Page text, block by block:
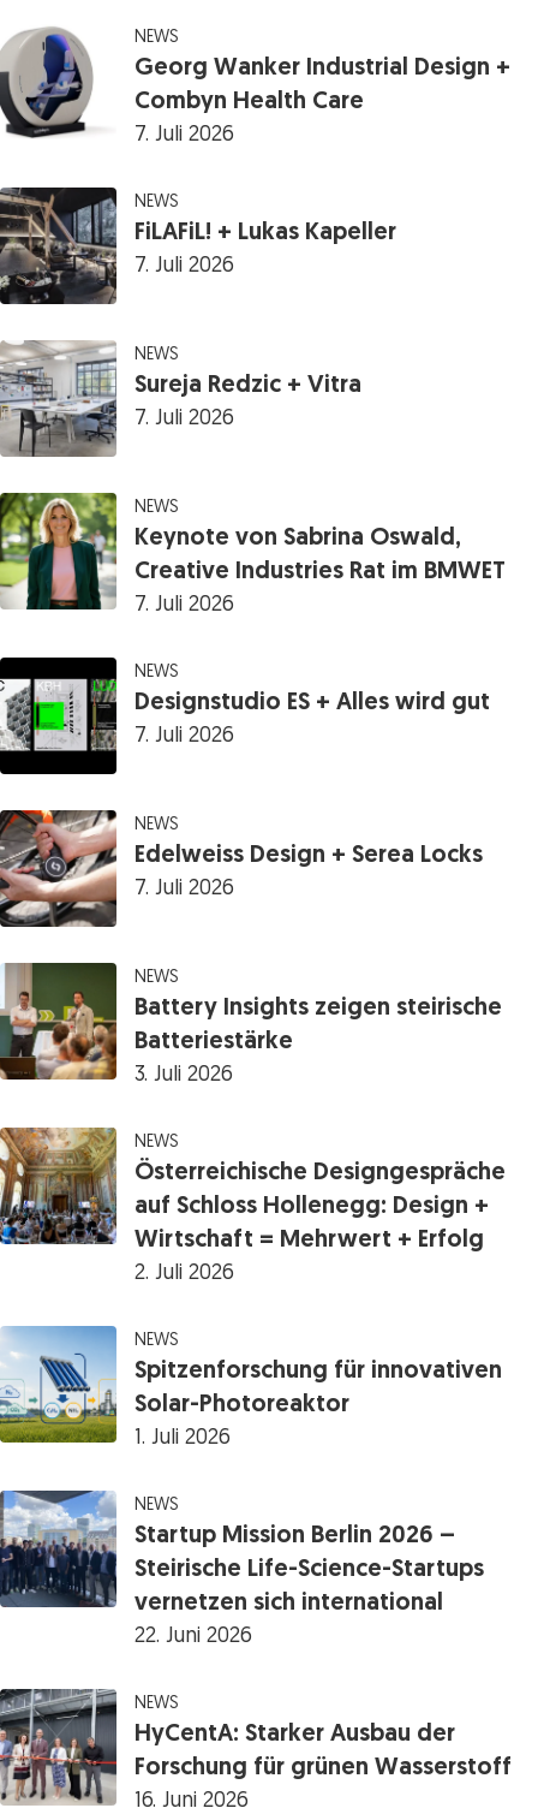
NEWS
Georg Wanker Industrial Design +
Combyn Health Care
7. Juli 2026
NEWS
FiLAFiL! + Lukas Kapeller
7. Juli 2026
NEWS
Sureja Redzic + Vitra
7. Juli 2026
NEWS
Keynote von Sabrina Oswald,
Creative Industries Rat im BMWET
7. Juli 2026
NEWS
Designstudio ES + Alles wird gut
7. Juli 2026
NEWS
Edelweiss Design + Serea Locks
7. Juli 2026
NEWS
Battery Insights zeigen steirische
Batteriestärke
3. Juli 2026
NEWS
Österreichische Designgespräche
auf Schloss Hollenegg: Design +
Wirtschaft = Mehrwert + Erfolg
2. Juli 2026
NEWS
Spitzenforschung für innovativen
Solar-Photoreaktor
1. Juli 2026
NEWS
Startup Mission Berlin 2026 –
Steirische Life-Science-Startups
vernetzen sich international
22. Juni 2026
NEWS
HyCentA: Starker Ausbau der
Forschung für grünen Wasserstoff
16. Juni 2026